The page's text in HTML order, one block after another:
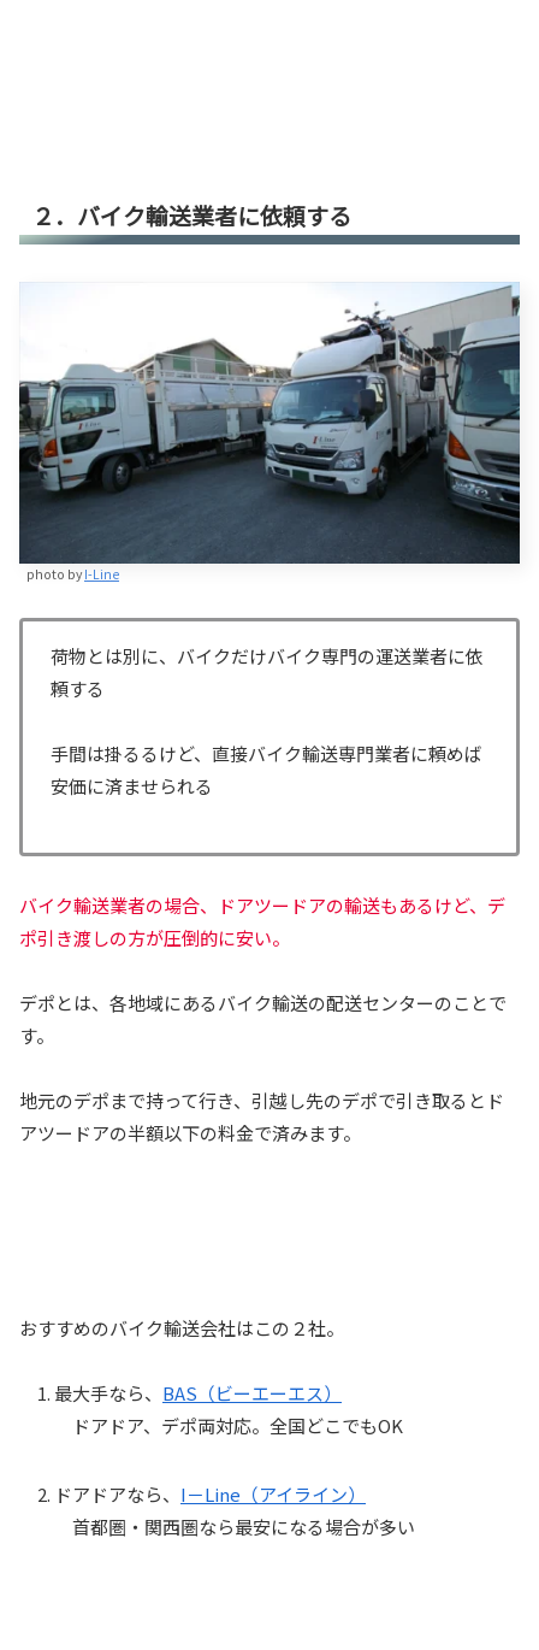
２．バイク輸送業者に依頼する
photo byI-Line
荷物とは別に、バイクだけバイク専門の運送業者に依
頼する
手間は掛るるけど、直接バイク輸送専門業者に頼めば
安価に済ませられる
バイク輸送業者の場合、ドアツードアの輸送もあるけど、デ
ポ引き渡しの方が圧倒的に安い。
デポとは、各地域にあるバイク輸送の配送センターのことで
す。
地元のデポまで持って行き、引越し先のデポで引き取るとド
アツードアの半額以下の料金で済みます。
おすすめのバイク輸送会社はこの２社。
最大手なら、 BAS（ビーエーエス）
ドアドア、デポ両対応。全国どこでもOK
ドアドアなら、 I－Line（アイライン）
首都圏・関西圏なら最安になる場合が多い